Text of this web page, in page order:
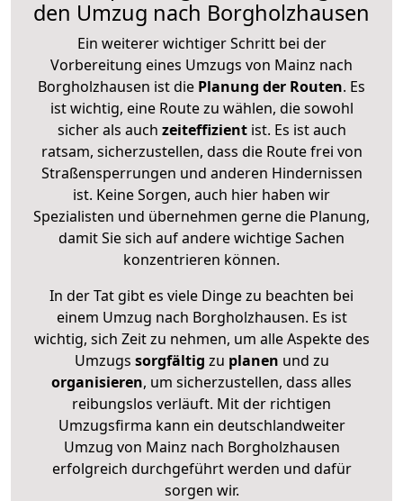
den Umzug nach Borgholzhausen
Ein weiterer wichtiger Schritt bei der
Vorbereitung eines Umzugs von Mainz nach
Borgholzhausen ist die Planung der Routen. Es
ist wichtig, eine Route zu wählen, die sowohl
sicher als auch zeiteffizientist. Es ist auch
ratsam, sicherzustellen, dass die Route frei von
Straßensperrungen und anderen Hindernissen
ist. Keine Sorgen, auch hier haben wir
Spezialisten und übernehmen gerne die Planung,
damit Sie sich auf andere wichtige Sachen
konzentrieren können.
In der Tat gibt es viele Dinge zu beachten bei
einem Umzug nach Borgholzhausen. Es ist
wichtig, sich Zeit zu nehmen, um alle Aspekte des
Umzugs sorgfältig zu planen und zu
organisieren, um sicherzustellen, dass alles
reibungslos verläuft. Mit der richtigen
Umzugsfirma kann ein deutschlandweiter
Umzug von Mainz nach Borgholzhausen
erfolgreich durchgeführt werden und dafür
sorgen wir.